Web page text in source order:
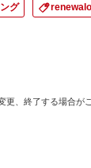
グ
、終了する場合が